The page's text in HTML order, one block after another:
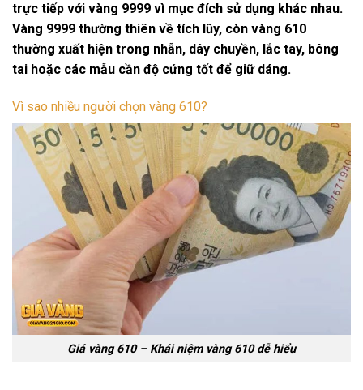
trực tiếp với vàng 9999 vì mục đích sử dụng khác nhau.
Vàng 9999 thường thiên về tích lũy, còn vàng 610
thường xuất hiện trong nhẫn, dây chuyền, lắc tay, bông
tai hoặc các mẫu cần độ cứng tốt để giữ dáng.
Vì sao nhiều người chọn vàng 610?
Giá vàng 610 – Khái niệm vàng 610 dễ hiểu